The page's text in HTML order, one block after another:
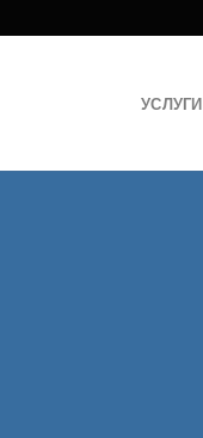
УСЛУГИ